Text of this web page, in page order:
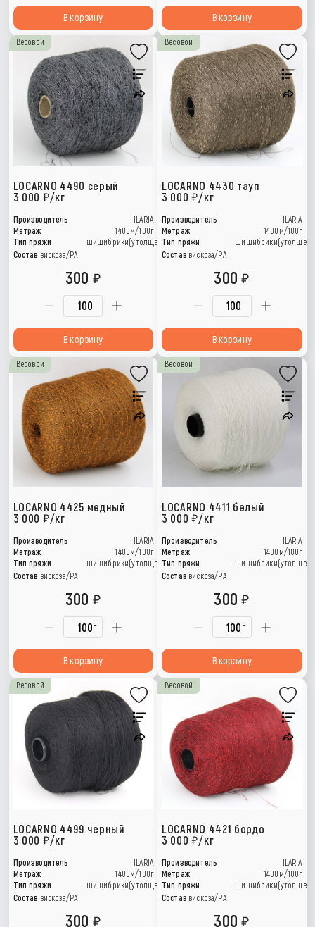
В корзину В корзину
Весовой
LOCARNO 4490 серый
3 000
/кг
Производитель
ILARIA
Метраж
1400м/100г
Тип пряжи
шишибрики(утолщения)
Состав вискоза/РА
г
300
В корзину
Весовой
LOCARNO 4430 тауп
3 000 /кг
Производитель
ILARIA
Метраж
1400м/100г
Тип пряжи
Состав вискоза/РА
г
300
В корзину
Весовой
LOCARNO 4425 медный
3 000
/кг
Производитель
ILARIA
Метраж
1400м/100г
Тип пряжи
шишибрики(утолщения)
Состав вискоза/РА
г
300
В корзину
Весовой
LOCARNO 4411 белый
3 000 /кг
Производитель
ILARIA
Метраж
1400м/100г
Тип пряжи
Состав вискоза/РА
г
300
В корзину
Весовой
LOCARNO 4499 черный
3 000
/кг
Производитель
ILARIA
Метраж
1400м/100г
Тип пряжи
шишибрики(утолщения)
Состав вискоза/РА
300
Весовой
LOCARNO 4421 бордо
3 000 /кг
Производитель
ILARIA
Метраж
1400м/100г
Тип пряжи
Состав вискоза/РА
300